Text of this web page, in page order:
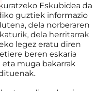
Eskubidea da
guztiek informazio
dela norberaren
dela herritarrak
legez eratu diren
beren eskaria
muga bakarrak